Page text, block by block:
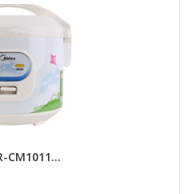
CM1011...